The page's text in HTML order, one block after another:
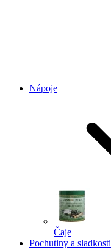
Nápoje
Čaje
Pochutiny a sladkosti